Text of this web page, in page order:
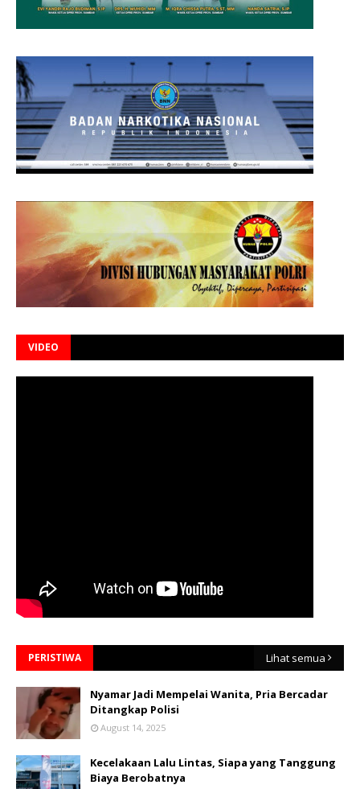
VIDEO
PERISTIWA Lihat semua
Nyamar Jadi Mempelai Wanita, Pria Bercadar
Ditangkap Polisi
August 14, 2025
Kecelakaan Lalu Lintas, Siapa yang Tanggung
Biaya Berobatnya